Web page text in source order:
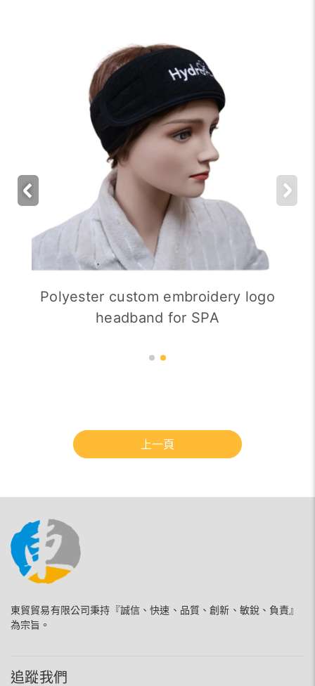
Polyester custom embroidery logo
headband for SPA
上一頁
東貿貿易有限公司秉持『誠信、快速、品質、創新、敏銳、負責』
為宗旨。
追蹤我們